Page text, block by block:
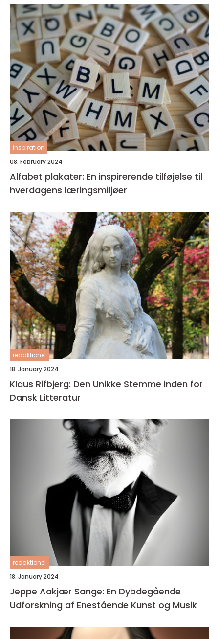
inspiration
08. February 2024
Alfabet plakater: En inspirerende tilføjelse til
hverdagens læringsmiljøer
redaktionel
18. January 2024
Klaus Rifbjerg: Den Unikke Stemme inden for
Dansk Litteratur
redaktionel
18. January 2024
Jeppe Aakjær Sange: En Dybdegående
Udforskning af Enestående Kunst og Musik